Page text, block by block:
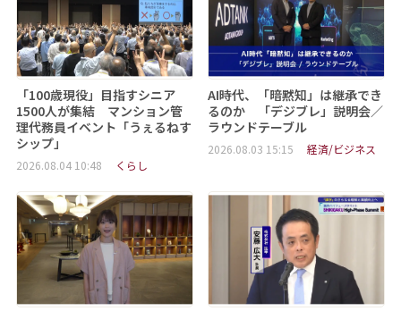
「100歳現役」目指すシニア
1500人が集結 マンション管
理代務員イベント「うぇるねす
シップ」
2026.08.04 10:48 くらし
AI時代、「暗黙知」は継承でき
るのか 「デジブレ」説明会／
ラウンドテーブル
2026.08.03 15:15 経済/ビジネス